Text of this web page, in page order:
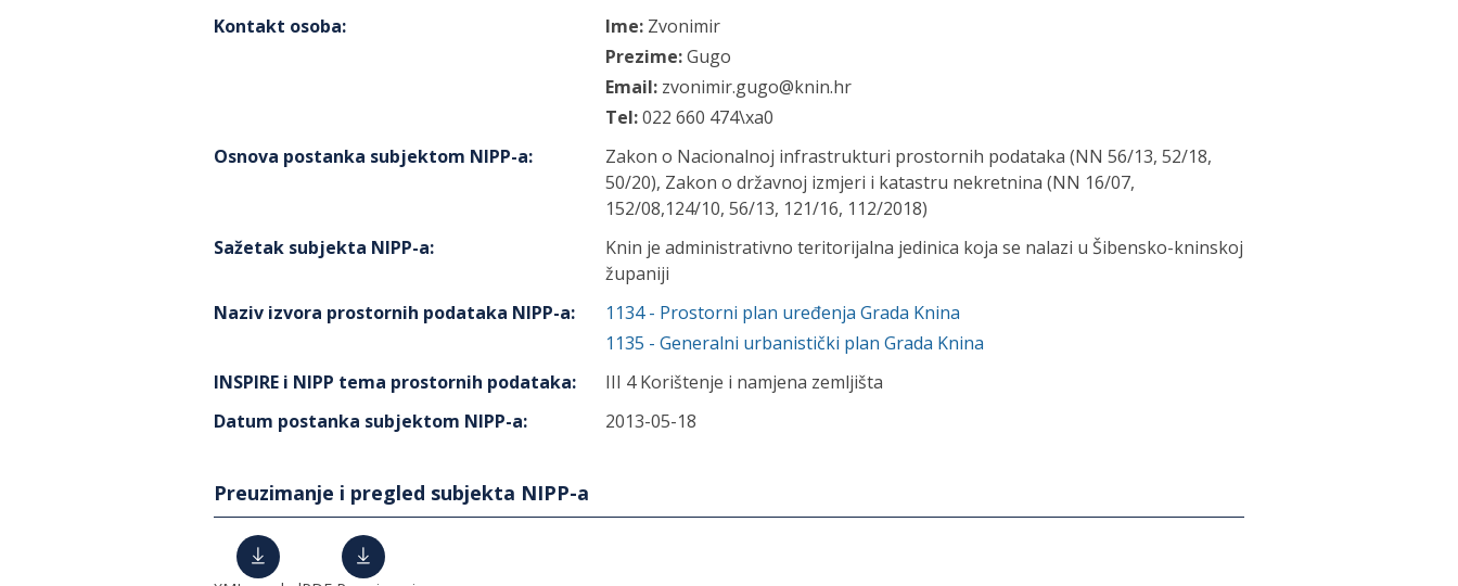
Kontakt osoba: Ime: Zvonimir
Prezime:Gugo
Email: zvonimir.gugo@knin.hr
Tel:022 660 474\xa0
Osnova postanka subjektom NIPP-a:
Zakon o Nacionalnoj infrastrukturi prostornih podataka (NN 56/13, 52/18,
50/20), Zakon o državnoj izmjeri i katastru nekretnina (NN 16/07,
152/08,124/10, 56/13, 121/16, 112/2018)
Sažetak subjekta NIPP-a:
Knin je administrativno teritorijalna jedinica koja se nalazi u Šibensko-kninskoj
županiji
Naziv izvora prostornih podataka NIPP-a: 1134- Prostorni plan uređenja Grada Knina
1135 - Generalni urbanistički plan Grada Knina
INSPIRE i NIPP tema prostornih podataka:
III 4 Korištenje i namjena zemljišta
Datum postanka subjektom NIPP-a: 2013-05-18
Preuzimanje i pregled subjekta NIPP-a